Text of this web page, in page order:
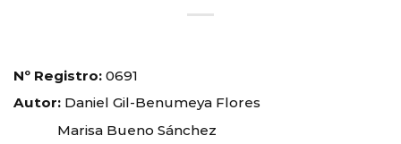
Nº Registro: 0691
Autor: Daniel Gil-Benumeya Flores
Marisa Bueno Sánchez